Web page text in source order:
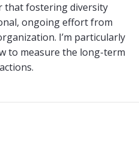
that fostering diversity
ongoing effort from
I’m particularly
to measure the long-term